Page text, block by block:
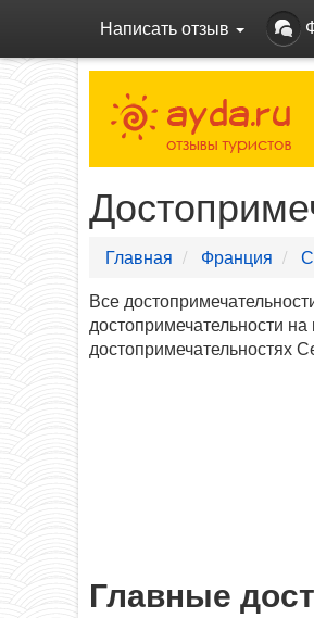
Написать отзыв
Главная Франция
Все
достопримечательности
достопримечательностях
Главные